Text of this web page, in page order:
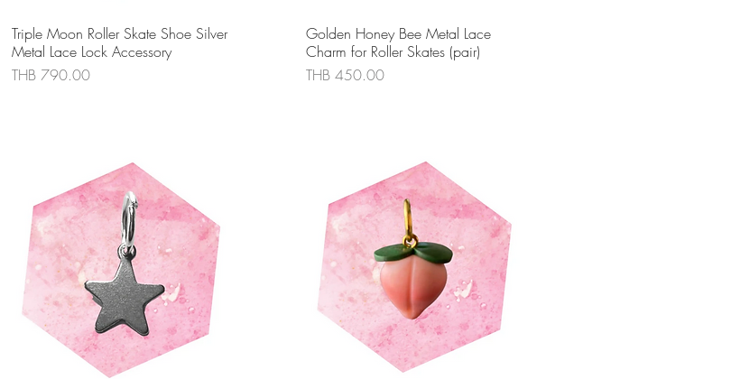
ดูข้อมูลด่วน
Triple Moon Roller Skate Shoe Silver
Metal Lace Lock Accessory
ราคา
THB 790.00
ดูข้อมูลด่วน
Golden Honey Bee Metal Lace
Charm for Roller Skates (pair)
ราคา
THB 450.00